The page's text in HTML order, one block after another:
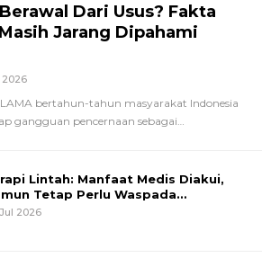
Dari Usus? Fakta
Jarang Dipahami
2026
bertahun-tahun masyarakat Indonesia
gangguan pencernaan sebagai
Lintah: Manfaat Medis Diakui,
Tetap Perlu Waspada…
2026